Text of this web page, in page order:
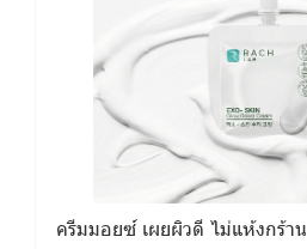
ครีมมอยซ์ เผยผิวดี ไม่แห้งกร้าน